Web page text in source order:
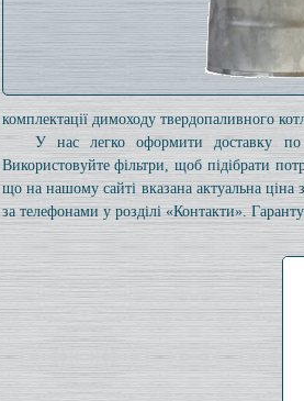
комплектації димоходу твердопаливного
У нас легко оформити доставку
Використовуйте фільтри, щоб підібрати
що на нашому сайті вказана актуальна ціна
за телефонами у розділі «Контакти».